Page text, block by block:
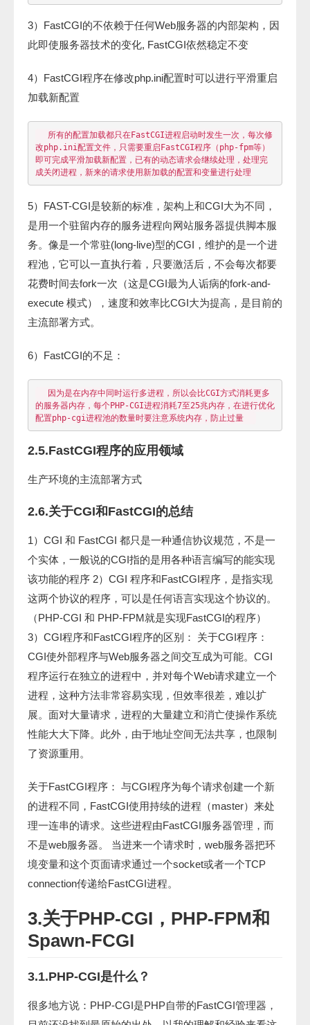
3）FastCGI的不依赖于任何Web服务器的内部架构，因
此即使服务器技术的变化, FastCGI依然稳定不变
4）FastCGI程序在修改php.ini配置时可以进行平滑重启
加载新配置
改php.ini配置文件，只需要重启FastCGI程序（php-fpm等）
即可完成平滑加载新配置，已有的动态请求会继续处理，处理完
5）FAST-CGI是较新的标准，架构上和CGI大为不同，
是用一个驻留内存的服务进程向网站服务器提供脚本服
务。像是一个常驻(long-live)型的CGI，维护的是一个进
程池，它可以一直执行着，只要激活后，不会每次都要
花费时间去fork一次（这是CGI最为人诟病的fork-and-
execute 模式），速度和效率比CGI大为提高，是目前的
主流部署方式。
6）FastCGI的不足：
的服务器内存，每个PHP-CGI进程消耗7至25兆内存，在进行优化
2.5.FastCGI程序的应用领域
生产环境的主流部署方式
2.6.关于CGI和FastCGI的总结
1）CGI 和 FastCGI 都只是一种通信协议规范，不是一
个实体，一般说的CGI指的是用各种语言编写的能实现
该功能的程序 2）CGI 程序和FastCGI程序，是指实现
这两个协议的程序，可以是任何语言实现这个协议的。
（PHP-CGI 和 PHP-FPM就是实现FastCGI的程序）
3）CGI程序和FastCGI程序的区别： 关于CGI程序：
CGI使外部程序与Web服务器之间交互成为可能。CGI
程序运行在独立的进程中，并对每个Web请求建立一个
进程，这种方法非常容易实现，但效率很差，难以扩
展。面对大量请求，进程的大量建立和消亡使操作系统
性能大大下降。此外，由于地址空间无法共享，也限制
了资源重用。
关于FastCGI程序： 与CGI程序为每个请求创建一个新
的进程不同，FastCGI使用持续的进程（master）来处
理一连串的请求。这些进程由FastCGI服务器管理，而
不是web服务器。 当进来一个请求时，web服务器把环
境变量和这个页面请求通过一个socket或者一个TCP
connection传递给FastCGI进程。
3.关于PHP-CGI，PHP-FPM和
Spawn-FCGI
3.1.PHP-CGI是什么？
很多地方说：PHP-CGI是PHP自带的FastCGI管理器，